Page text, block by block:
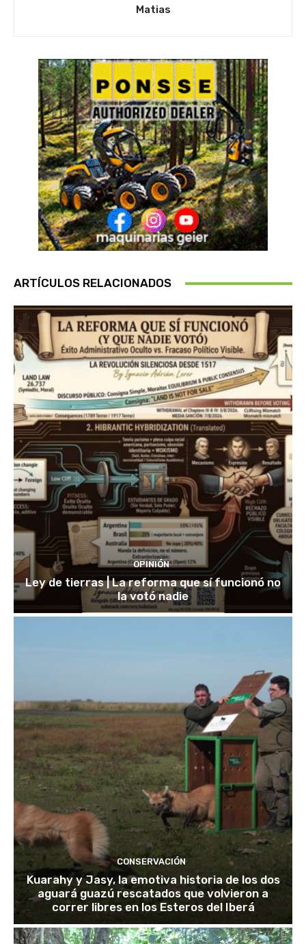
Matias
ARTÍCULOS RELACIONADOS
OPINIÓN
Ley de tierras | La reforma que sí funcionó no
la votó nadie
CONSERVACIÓN
Kuarahy y Jasy, la emotiva historia de los dos
aguará guazú rescatados que volvieron a
correr libres en los Esteros del Iberá